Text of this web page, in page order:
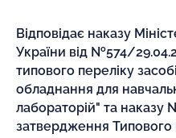
Відповідає наказу
України від №574/
типового переліку
обладнання для
лабораторій" та
затвердження Типового